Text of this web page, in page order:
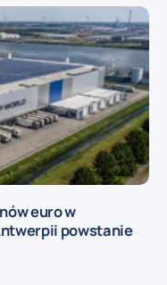
euro w
powstanie